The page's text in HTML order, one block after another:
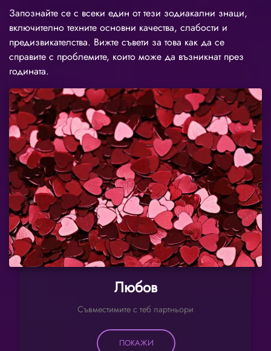
Запознайте се с всеки един от тези зодиакални знаци,
включително техните основни качества, слабости и
предизвикателства. Вижте съвети за това как да се
справите с проблемите, които може да възникнат през
годината.
Любов
Съвместимите с теб партньори
ПОКАЖИ